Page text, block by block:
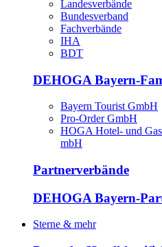
Landesverbände
Bundesverband
Fachverbände
IHA
BDT
DEHOGA Bayern-
Bayern Tourist GmbH
Pro-Order GmbH
HOGA Hotel- und
mbH
Partnerverbände
DEHOGA Bayern-
Sterne & mehr